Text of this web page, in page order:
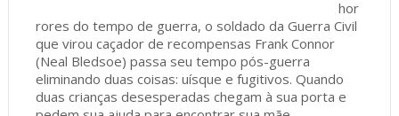
hor
rores do tempo de guerra, o soldado da Guerra Civil
que virou caçador de recompensas Frank Connor
(Neal Bledsoe) passa seu tempo pós-guerra
eliminando duas coisas: uísque e fugitivos. Quando
duas crianças desesperadas chegam à sua porta e